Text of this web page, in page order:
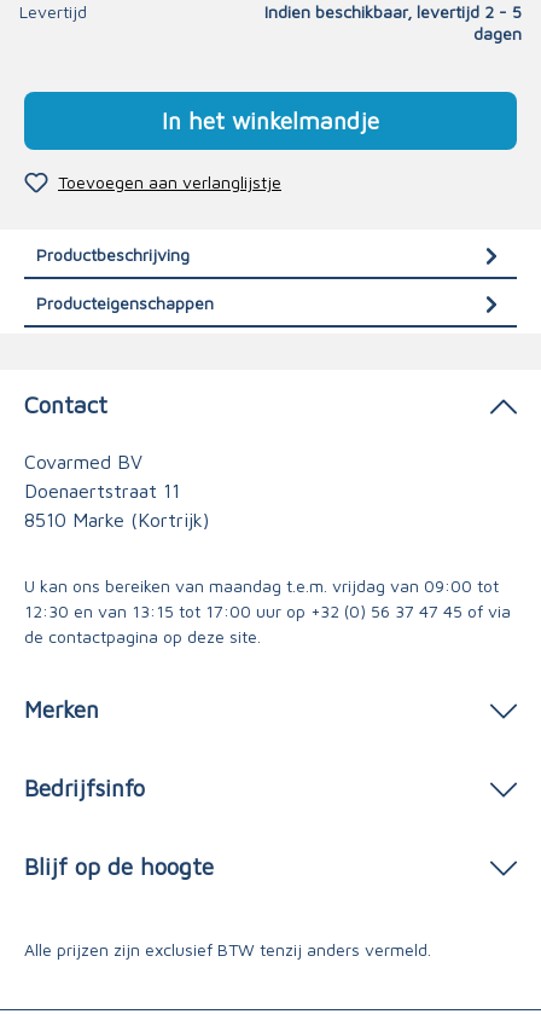
Levertijd
Indien beschikbaar, levertijd 2 - 5
dagen
In het winkelmandje
Toevoegen aan verlanglijstje
Productbeschrijving
Producteigenschappen
Contact
Covarmed BV
Doenaertstraat 11
8510 Marke (Kortrijk)
U kan ons bereiken van maandag t.e.m. vrijdag van 09:00 tot
12:30 en van 13:15 tot 17:00 uur op +32 (0) 56 37 47 45 of via
de contactpagina op deze site.
Merken
Bedrijfsinfo
Blijf op de hoogte
Alle prijzen zijn exclusief BTW tenzij anders vermeld.